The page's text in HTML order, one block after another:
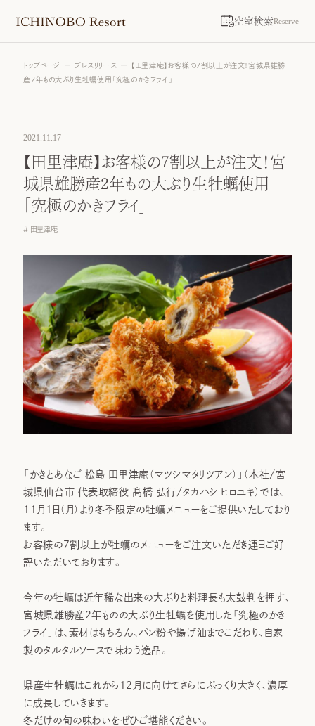
空室検索Reserve
トップページ プレスリリース
【田里津庵】お客様の7割以上が注文！宮城県雄勝
産2年もの大ぶり生牡蠣使用「究極のかきフライ」
2021.11.17
【田里津庵】お客様の7割以上が注文！宮
城県雄勝産2年もの大ぶり生牡蠣使用
「究極のかきフライ」
田里津庵
「かきとあなご 松島 田里津庵（マツシマタリツアン）」（本社/宮
城県仙台市 代表取締役 髙橋 弘行/タカハシ ヒロユキ）では、
11月1日（月）より冬季限定の牡蠣メニューをご提供いたしており
ます。
お客様の7割以上が牡蠣のメニューをご注文いただき連日ご好
評いただいております。
今年の牡蠣は近年稀な出来の大ぶりと料理長も太鼓判を押す、
宮城県雄勝産2年ものの大ぶり生牡蠣を使用した「究極のかき
フライ」は、素材はもちろん、パン粉や揚げ油までこだわり、自家
製のタルタルソースで味わう逸品。
県産生牡蠣はこれから12月に向けてさらにぷっくり大きく、濃厚
に成長していきます。
冬だけの旬の味わいをぜひご堪能ください。